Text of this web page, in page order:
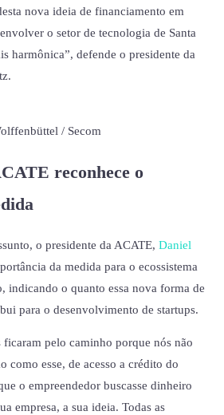
nova ideia de financiamento em
o setor de tecnologia de Santa
harmônica”, defende o presidente da
/ Secom
reconhece o
o presidente da ACATE, Daniel
da medida para o ecossistema
indicando o quanto essa nova forma de
para o desenvolvimento de startups.
pelo caminho porque nós não
como esse, de acesso a crédito do
o empreendedor buscasse dinheiro
empresa, a sua ideia. Todas as